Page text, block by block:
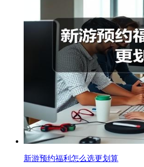
新游预约福利怎么选更划算